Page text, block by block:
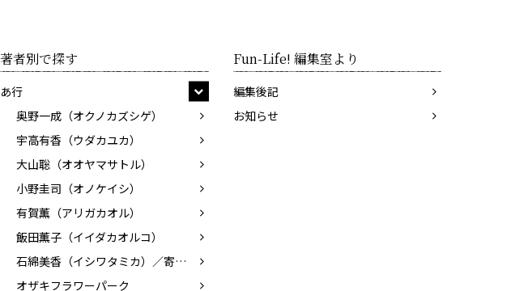
著者別で探す
あ行
奥野一成（オクノカズシゲ）
宇高有香（ウダカユカ）
大山聡（オオヤマサトル）
小野圭司（オノケイシ）
有賀薫（アリガカオル）
飯田薫子（イイダカオルコ）
石綿美香（イシワタミカ）／寄崎まりを（ヨリサキマリヲ）
オザキフラワーパーク
Fun-Life! 編集室より
編集後記
お知らせ